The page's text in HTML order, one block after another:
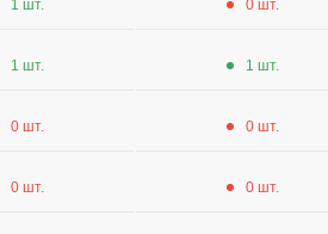
1 шт. 0 шт.
1 шт. 1 шт.
0 шт. 0 шт.
0 шт. 0 шт.